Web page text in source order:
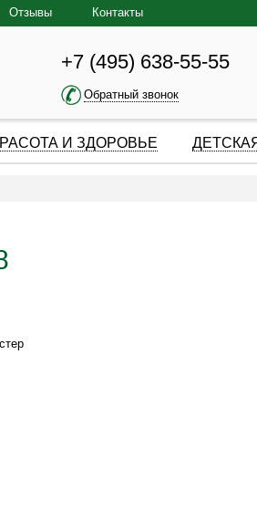
Отзывы Контакты
+7 (495) 638-55-55
Обратный звонок
И ЗДОРОВЬЕ